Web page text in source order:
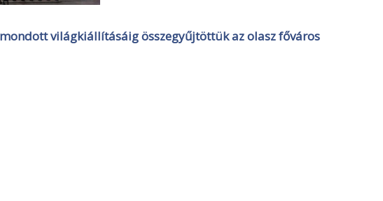
világkiállításáig összegyűjtöttük az olasz főváros